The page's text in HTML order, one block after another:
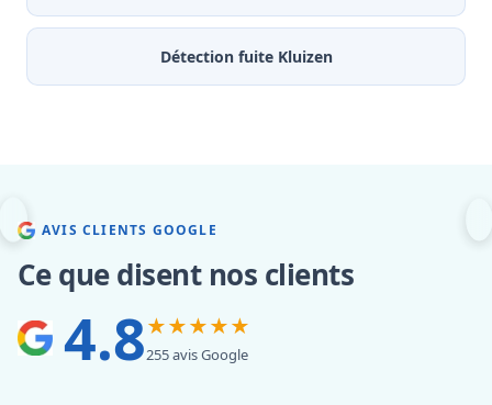
Détection fuite Kluizen
AVIS CLIENTS GOOGLE
Ce que disent nos clients
4.8★★★★★
255 avis Google